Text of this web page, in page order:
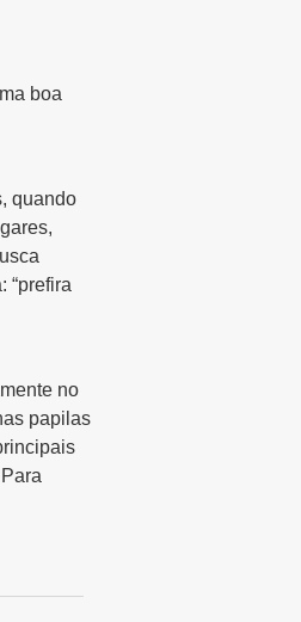
boa
quando
“prefira
no
papilas